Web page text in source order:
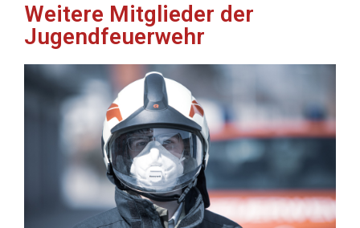
Weitere Mitglieder der
Jugendfeuerwehr